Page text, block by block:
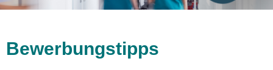
Bewerbungstipps